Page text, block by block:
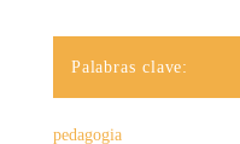
Palabras clave:
pedagogia